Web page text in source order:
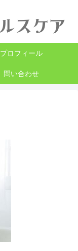
プロフィール
問い合わせ